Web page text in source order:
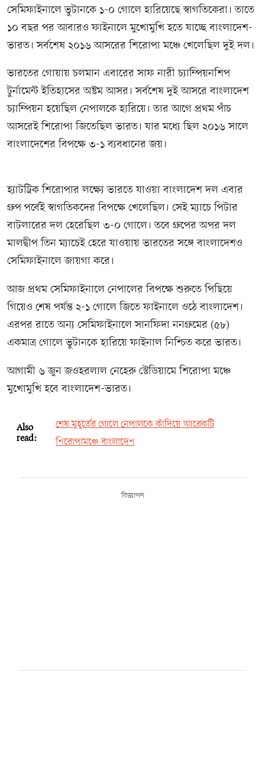
সেমিফাইনালে ভুটানকে ১-০ গোলে হারিয়েছে স্বাগতিকেরা। তাতে
১০ বছর পর আবারও ফাইনালে মুখোমুখি হতে যাচ্ছে বাংলাদেশ-
ভারত। সর্বশেষ ২০১৬ আসরের শিরোপা মঞ্চে খেলেছিল দুই দল।
ভারতের গোয়ায় চলমান এবারের সাফ নারী চ্যাম্পিয়নশিপ
টুর্নামেন্ট ইতিহাসের অষ্টম আসর। সর্বশেষ দুই আসরে বাংলাদেশ
চ্যাম্পিয়ন হয়েছিল নেপালকে হারিয়ে। তার আগে প্রথম পাঁচ
আসরেই শিরোপা জিতেছিল ভারত। যার মধ্যে ছিল ২০১৬ সালে
বাংলাদেশের বিপক্ষে ৩-১ ব্যবধানের জয়।
হ্যাটট্রিক শিরোপার লক্ষ্যে ভারতে যাওয়া বাংলাদেশ দল এবার
গ্রুপ পর্বেই স্বাগতিকদের বিপক্ষে খেলেছিল। সেই ম্যাচে পিটার
বাটলারের দল হেরেছিল ৩-০ গোলে। তবে গ্রুপের অপর দল
মালদ্বীপ তিন ম্যাচেই হেরে যাওয়ায় ভারতের সঙ্গে বাংলাদেশও
সেমিফাইনালে জায়গা করে।
আজ প্রথম সেমিফাইনালে নেপালের বিপক্ষে শুরুতে পিছিয়ে
গিয়েও শেষ পর্যন্ত ২-১ গোলে জিতে ফাইনালে ওঠে বাংলাদেশ।
এরপর রাতে অন্য সেমিফাইনালে সানফিদা ননগ্রুমের (৫৮)
একমাত্র গোলে ভুটানকে হারিয়ে ফাইনাল নিশ্চিত করে ভারত।
আগামী ৬ জুন জওহরলাল নেহেরু স্টেডিয়ামে শিরোপা মঞ্চে
মুখোমুখি হবে বাংলাদেশ-ভারত।
Also
read:
শেষ মুহূর্তের গোলে নেপালকে কাঁদিয়ে আরেকটি
শিরোপামঞ্চে বাংলাদেশ
বিজ্ঞাপন